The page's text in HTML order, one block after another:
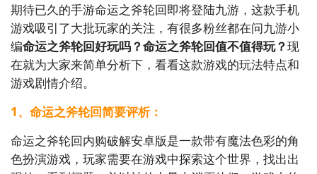
期待已久的手游命运之斧轮回即将登陆九游，这款手机
游戏吸引了大批玩家的关注，有很多粉丝都在问九游小
编命运之斧轮回好玩吗？命运之斧轮回值不值得玩？现
在就为大家来简单分析下，看看这款游戏的玩法特点和
游戏剧情介绍。
1、命运之斧轮回简要评析：
命运之斧轮回内购破解安卓版是一款带有魔法色彩的角
色扮演游戏，玩家需要在游戏中探索这个世界，找出出